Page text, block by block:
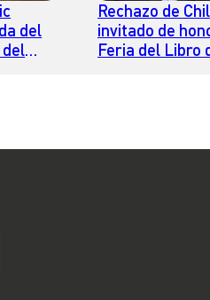
del
del
Rechazo de
invitado de
Feria del Libro